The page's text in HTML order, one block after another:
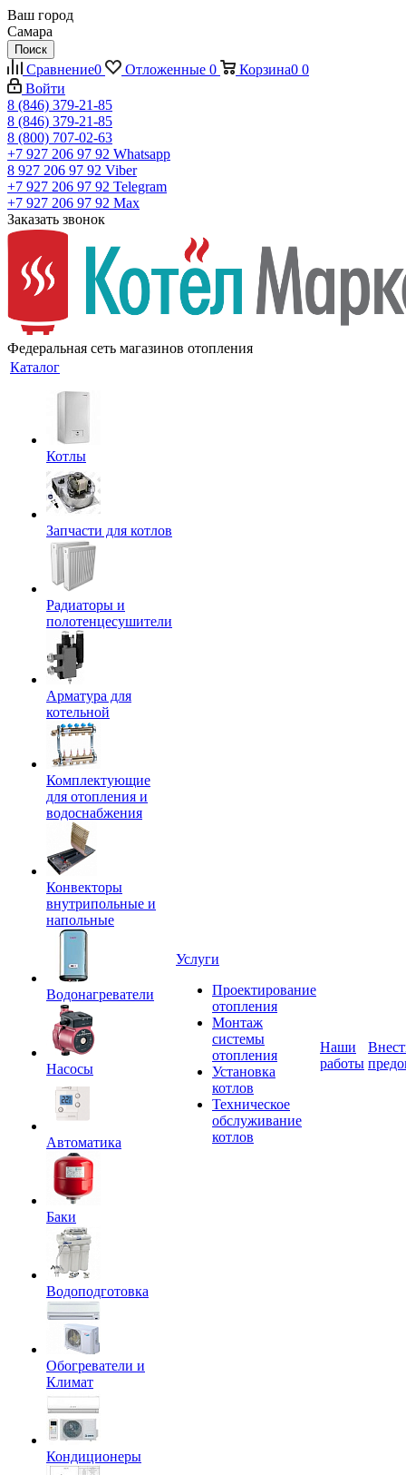
Ваш город
Самара
Поиск
Сравнение0 Отложенные 0 Корзина0 0
Войти
8 (846) 379-21-85
8 (846) 379-21-85
8 (800) 707-02-63
+7 927 206 97 92 Whatsapp
8 927 206 97 92 Viber
+7 927 206 97 92 Telegram
+7 927 206 97 92 Max
Заказать звонок
Федеральная сеть магазинов отопления
Каталог
Котлы
Запчасти для котлов
Радиаторы и
полотенцесушители
Арматура для
котельной
Комплектующие
для отопления и
водоснабжения
Конвекторы
внутрипольные и
напольные
Водонагреватели
Насосы
Автоматика
Баки
Водоподготовка
Обогреватели и
Климат
Кондиционеры
Услуги
Проектирование
отопления
Монтаж
системы
отопления
Установка
котлов
Техническое
обслуживание
котлов
Наши
работы